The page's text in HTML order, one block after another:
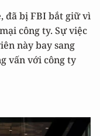
đã bị FBI bắt giữ vì
công ty. Sự việc
này bay sang
vấn với công ty